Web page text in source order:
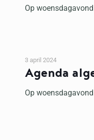
Op
Agenda
3 april 2024
Op